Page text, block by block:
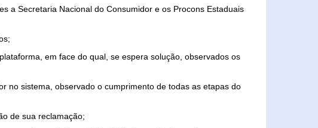
a Secretaria Nacional do Consumidor e os Procons Estaduais
em face do qual, se espera solução, observados os
no sistema, observado o cumprimento de todas as etapas do
de sua reclamação;